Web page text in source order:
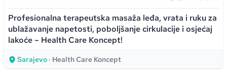
Profesionalna terapeutska masaža leđa, vrata i ruku za
ublažavanje napetosti, poboljšanje cirkulacije i osjećaj
lakoće – Health Care Koncept!
Sarajevo · Health Care Koncept